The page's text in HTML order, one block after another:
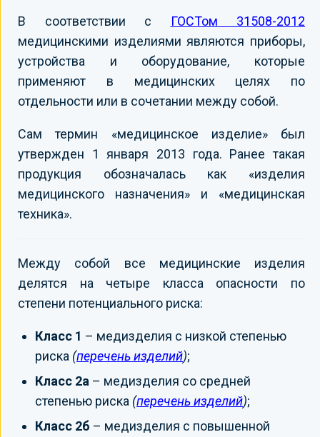
В соответствии с
ГОСТом 31508-2012
медицинскими изделиями являются приборы,
устройства и оборудование, которые
применяют в медицинских целях по
отдельности или в сочетании между собой.
Сам термин «медицинское изделие» был
утвержден 1 января 2013 года. Ранее такая
продукция обозначалась как «изделия
медицинского назначения» и «медицинская
техника».
Между собой все медицинские изделия
делятся на четыре класса опасности по
степени потенциального риска:
Класс 1 – медизделия с низкой степенью
риска (перечень изделий);
Класс 2а – медизделия со средней
степенью риска (перечень изделий);
Класс 2б – медизделия с повышенной